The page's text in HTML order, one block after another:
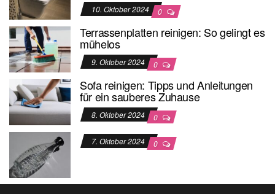
10. Oktober 2024 0
Terrassenplatten reinigen: So gelingt es
mühelos
9. Oktober 2024 0
Sofa reinigen: Tipps und Anleitungen
für ein sauberes Zuhause
8. Oktober 2024 0
7. Oktober 2024 0